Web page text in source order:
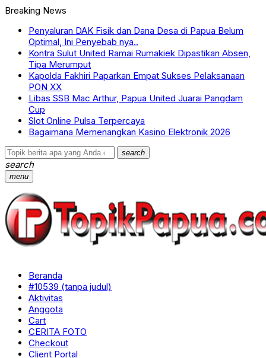
Breaking News
Penyaluran DAK Fisik dan Dana Desa di Papua Belum
Optimal, Ini Penyebab nya..
Kontra Sulut United Ramai Rumakiek Dipastikan Absen,
Tipa Merumput
Kapolda Fakhiri Paparkan Empat Sukses Pelaksanaan
PON XX
Libas SSB Mac Arthur, Papua United Juarai Pangdam
Cup
Slot Online Pulsa Terpercaya
Bagaimana Memenangkan Kasino Elektronik 2026
search
search
menu
Beranda
#10539 (tanpa judul)
Aktivitas
Anggota
Cart
CERITA FOTO
Checkout
Client Portal